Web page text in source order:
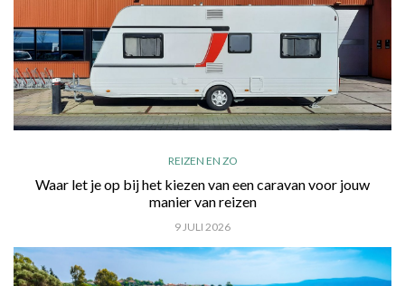
REIZEN EN ZO
Waar let je op bij het kiezen van een caravan voor jouw
manier van reizen
9 JULI 2026